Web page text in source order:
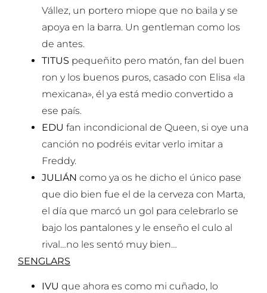
Vállez, un portero miope que no baila y se
apoya en la barra. Un gentleman como los
de antes.
TITUS pequeñito pero matón, fan del buen
ron y los buenos puros, casado con Elisa «la
mexicana», él ya está medio convertido a
ese país.
EDU fan incondicional de Queen, si oye una
canción no podréis evitar verlo imitar a
Freddy.
JULIÁN como ya os he dicho el único pase
que dio bien fue el de la cerveza con Marta,
el día que marcó un gol para celebrarlo se
bajo los pantalones y le enseño el culo al
rival…no les sentó muy bien…
SENGLARS
IVU que ahora es como mi cuñado, lo